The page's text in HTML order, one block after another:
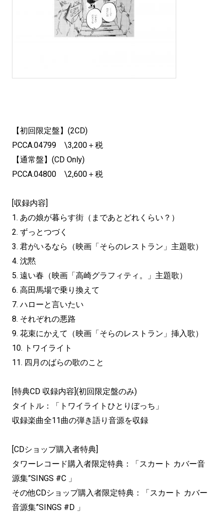
【初回限定盤】(2CD)
PCCA.04799 \3,200＋税
【通常盤】(CD Only)
PCCA.04800 \2,600＋税
[収録内容]
1. あの娘が暮らす街（まであとどれくらい？）
2. ずっとつづく
3. 君がいるなら（映画「そらのレストラン」主題歌）
4. 沈黙
5. 遠い春（映画「高崎グラフィティ。」主題歌）
6. 高田馬場で乗り換えて
7. ハローと言いたい
8. それぞれの悪路
9. 花束にかえて（映画「そらのレストラン」挿入歌）
10. トワイライト
11. 四月のばらの歌のこと
[特典CD 収録内容](初回限定盤のみ)
タイトル：「トワイライトひとりぼっち」
収録楽曲全11曲の弾き語り音源を収録
[CDショップ購入者特典]
タワーレコード購入者限定特典：「スカート カバー音
源集”SINGS #C 」
その他CDショップ購入者限定特典：「スカート カバー
音源集”SINGS #D 」